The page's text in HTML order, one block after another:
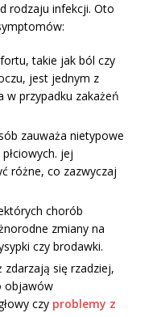
rodzaju infekcji. Oto
takie jak ból czy
jest jednym z
w przypadku zakażeń
zauważa nietypowe
jej
różne, co zazwyczaj
chorób
zmiany na
czy brodawki.
zdarzają się rzadziej,
objawów
czy problemy z